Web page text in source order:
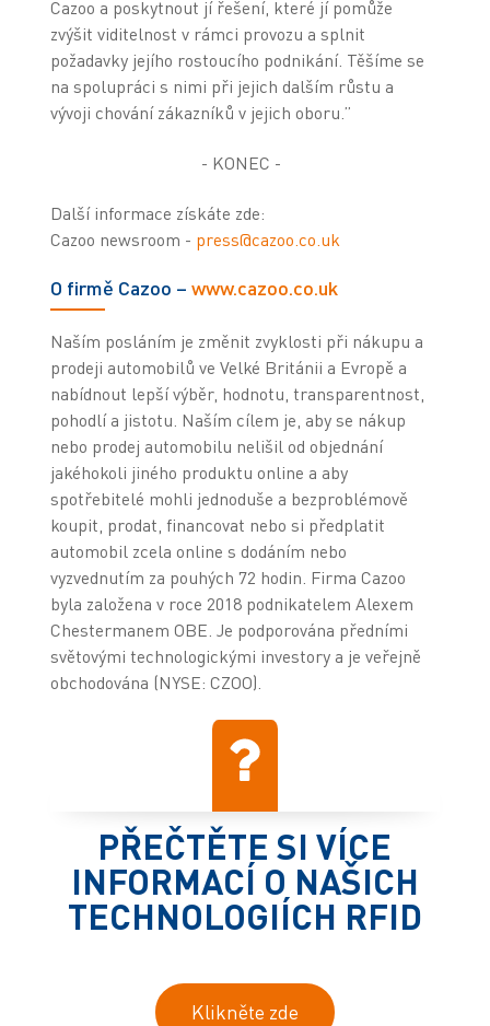
Cazoo a poskytnout jí řešení, které jí pomůže
zvýšit viditelnost v rámci provozu a splnit
požadavky jejího rostoucího podnikání. Těšíme se
na spolupráci s nimi při jejich dalším růstu a
vývoji chování zákazníků v jejich oboru.”
- KONEC -
Další informace získáte zde:
Cazoo newsroom - press@cazoo.co.uk
O firmě Cazoo – www.cazoo.co.uk
Naším posláním je změnit zvyklosti při nákupu a
prodeji automobilů ve Velké Británii a Evropě a
nabídnout lepší výběr, hodnotu, transparentnost,
pohodlí a jistotu. Naším cílem je, aby se nákup
nebo prodej automobilu nelišil od objednání
jakéhokoli jiného produktu online a aby
spotřebitelé mohli jednoduše a bezproblémově
koupit, prodat, financovat nebo si předplatit
automobil zcela online s dodáním nebo
vyzvednutím za pouhých 72 hodin. Firma Cazoo
byla založena v roce 2018 podnikatelem Alexem
Chestermanem OBE. Je podporována předními
světovými technologickými investory a je veřejně
obchodována (NYSE: CZOO).
PŘEČTĚTE SI VÍCE
INFORMACÍ O NAŠICH
TECHNOLOGIÍCH RFID
Klikněte zde